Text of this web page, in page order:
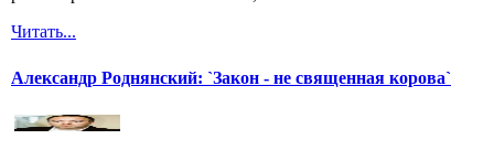
Читать...
Александр Роднянский: `Закон - не священная корова`